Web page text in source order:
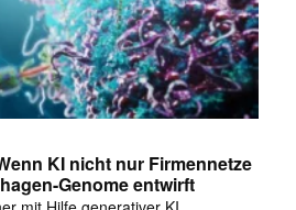
KI nicht nur Firmennetze
Genome entwirft